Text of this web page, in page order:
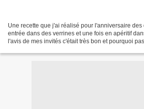
Une recette que j'ai réalisé pour l'anniversaire des
entrée dans des verrines et une fois en apéritif
l'avis de mes invités c'était très bon et pourquoi